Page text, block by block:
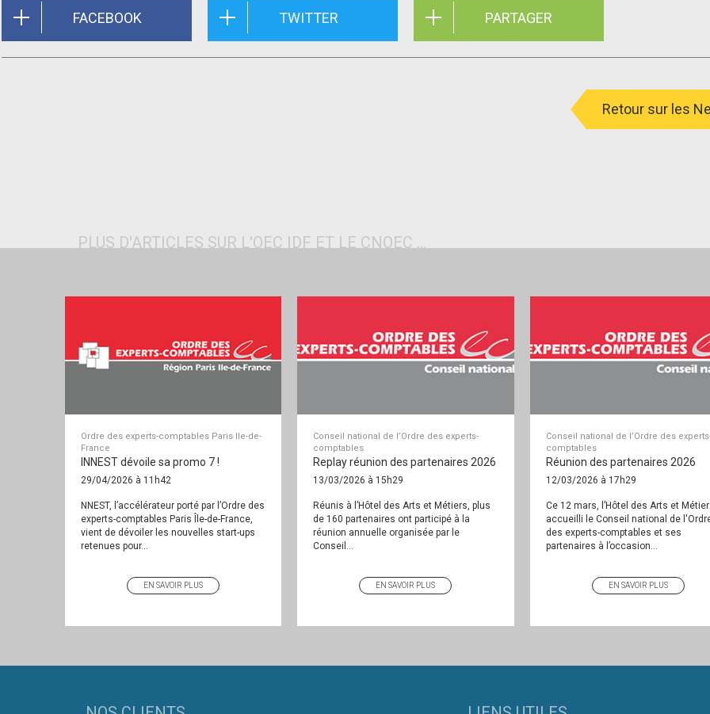
FACEBOOK TWITTER PARTAGER
Retour sur les
PLUS D'ARTICLES SUR L'OEC IDF ET LE CNOEC ...
Ordre des experts-comptables Paris Ile-de-
France
INNEST dévoile sa promo 7 !
29/04/2026 à 11h42
NNEST, l’accélérateur porté par l’Ordre des
experts-comptables Paris Île-de-France,
vient de dévoiler les nouvelles start-ups
retenues pour...
EN SAVOIR PLUS
Conseil national de l’Ordre des experts-
comptables
Replay réunion des partenaires 2026
13/03/2026 à 15h29
Réunis à l’Hôtel des Arts et Métiers, plus
de 160 partenaires ont participé à la
réunion annuelle organisée par le
Conseil...
EN SAVOIR PLUS
Conseil national de l’Ordre des
comptables
Réunion des partenaires 2026
12/03/2026 à 17h29
Ce 12 mars, l’Hôtel des Arts et
accueilli le Conseil national de
des experts-comptables et ses
partenaires à l’occasion...
EN SAVOIR PLUS